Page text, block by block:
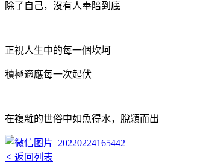
除了自己，沒有人奉陪到底
正視人生中的每一個坎坷
積極適應每一次起伏
在複雜的世俗中如魚得水，脫穎而出
返回列表